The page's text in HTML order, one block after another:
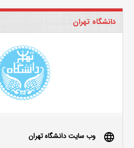
دانشگاه تهران
language وب سایت دانشگاه تهران